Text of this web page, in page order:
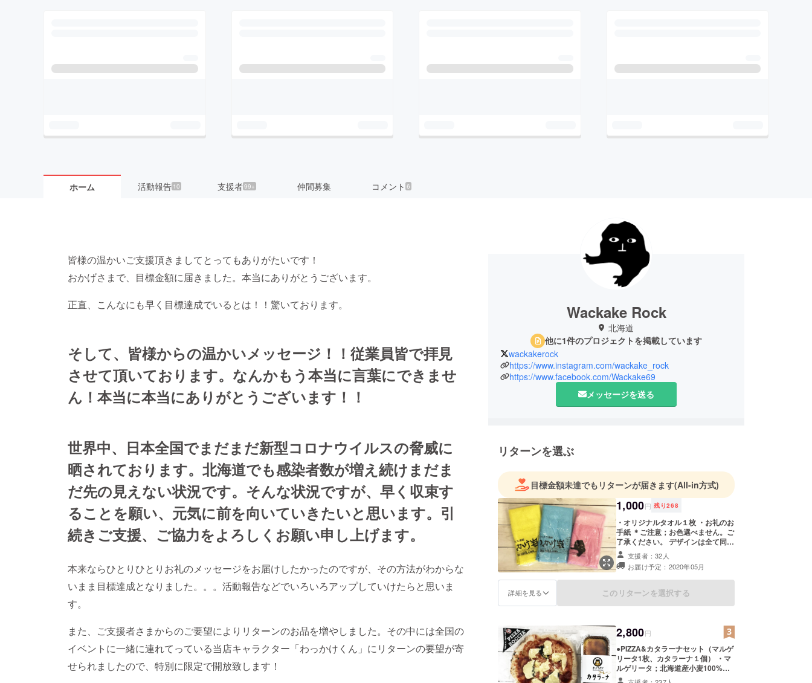
ホーム 活動報告 10 支援者99+ 仲間募集 コメント 6
皆様の温かいご支援頂きましてとってもありがたいです！
おかげさまで、目標金額に届きました。本当にありがとうございます。
正直、こんなにも早く目標達成でいるとは！！驚いております。
そして、皆様からの温かいメッセージ！！従業員皆で拝見
させて頂いております。なんかもう本当に言葉にできませ
ん！本当に本当にありがとうございます！！
世界中、日本全国でまだまだ新型コロナウイルスの脅威に
晒されております。北海道でも感染者数が増え続けまだま
だ先の見えない状況です。そんな状況ですが、早く収束す
ることを願い、元気に前を向いていきたいと思います。引
続きご支援、ご協力をよろしくお願い申し上げます。
本来ならひとりひとりお礼のメッセージをお届けしたかったのですが、その方法がわからな
いまま目標達成となりました。。。活動報告などでいろいろアップしていけたらと思いま
す。
また、ご支援者さまからのご要望によりリターンのお品を増やしました。その中には全国の
イベントに一緒に連れてっている当店キャラクター「わっかけくん」にリターンの要望が寄
せられましたので、特別に限定で開放致します！
Wackake Rock
北海道
他に1件のプロジェクトを掲載しています
wackakerock
https://www.instagram.com/wackake_rock
https://www.facebook.com/Wackake69
メッセージを送る
リターンを選ぶ
目標金額未達でもリターンが届きます(All-in方式)
1,000円 残り268
・オリジナルタオル１枚 ・お礼のお
手紙 ＊ご注意；お色選べません。ご
了承ください。 デザインは全て同じ
です。支援者：32人
お届け予定：2020年05月
詳細を見る このリターンを選択する
2,800円
●PIZZA&カタラーナセット（マルゲ
リータ1枚、カタラーナ１個） ・マ
ルゲリータ；北海道産小麦100%、
当店オリジナルでとてもシンプルな